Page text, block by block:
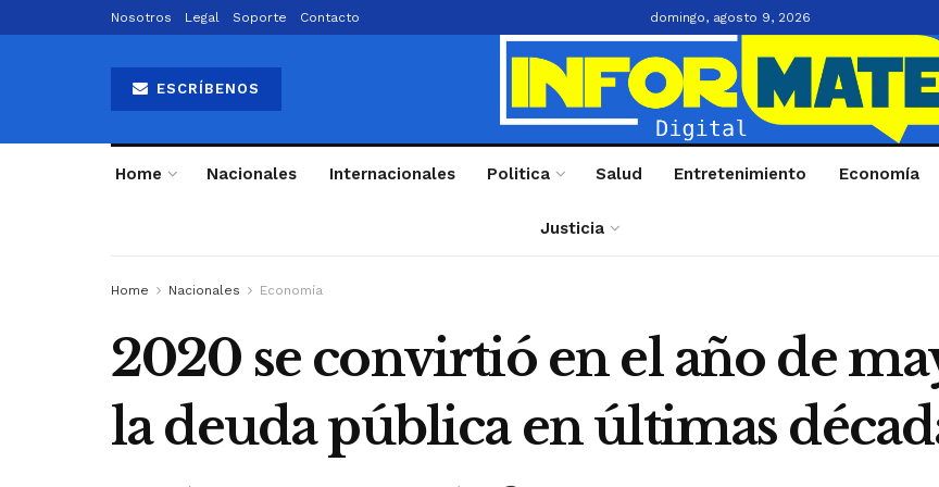
Nosotros Legal Soporte Contacto domingo, agosto 9, 2026
ESCRÍBENOS
Home Nacionales Internacionales Politica Salud Entretenimiento Economía
Justicia
Home Nacionales Economía
2020 se convirtió en el año de
la deuda pública en últimas